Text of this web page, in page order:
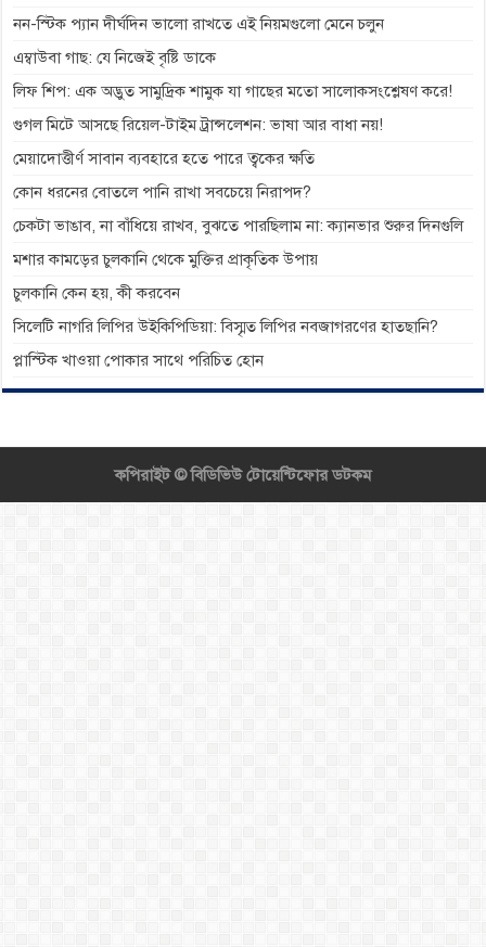
নন-স্টিক প্যান দীর্ঘদিন ভালো রাখতে এই নিয়মগুলো মেনে চলুন
এম্বাউবা গাছ: যে নিজেই বৃষ্টি ডাকে
লিফ শিপ: এক অদ্ভুত সামুদ্রিক শামুক যা গাছের মতো সালোকসংশ্লেষণ করে!
গুগল মিটে আসছে রিয়েল-টাইম ট্রান্সলেশন: ভাষা আর বাধা নয়!
মেয়াদোত্তীর্ণ সাবান ব্যবহারে হতে পারে ত্বকের ক্ষতি
কোন ধরনের বোতলে পানি রাখা সবচেয়ে নিরাপদ?
চেকটা ভাঙাব, না বাঁধিয়ে রাখব, বুঝতে পারছিলাম না: ক্যানভার শুরুর দিনগুলি
মশার কামড়ের চুলকানি থেকে মুক্তির প্রাকৃতিক উপায়
চুলকানি কেন হয়, কী করবেন
সিলেটি নাগরি লিপির উইকিপিডিয়া: বিস্মৃত লিপির নবজাগরণের হাতছানি?
প্লাস্টিক খাওয়া পোকার সাথে পরিচিত হোন
কপিরাইট ©বিডিভিউ টোয়েন্টিফোর ডটকম